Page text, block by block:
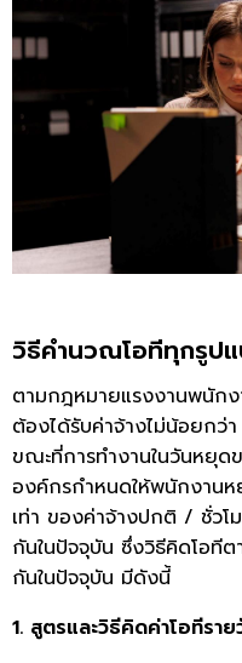
วิธีคำนวณโอทีทุกรูป
ตามกฎหมายแรงงานพนักง
ต้องได้รับค่าจ้างไม่น้อยกว่
ขณะที่การทำงานในวันหยุ
องค์กรกำหนดให้พนักงาน
เท่า ของค่าจ้างปกติ / ชั่ว
กันในปัจจุบัน ซึ่งวิธีคิดโอที
กันในปัจจุบัน มีดังนี้
1. สูตรและวิธีคิดค่าโอทีราย